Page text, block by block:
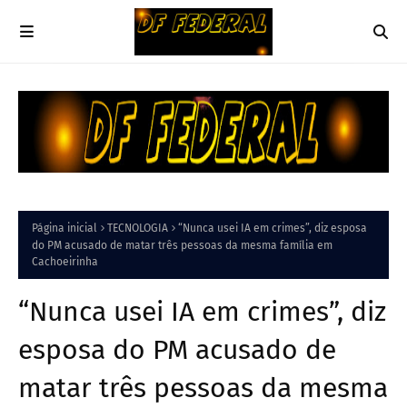
Página inicial TECNOLOGIA
“Nunca usei IA em crimes”, diz esposa
do PM acusado de matar três pessoas da mesma família em
Cachoeirinha
“Nunca usei IA em crimes”, diz
esposa do PM acusado de
matar três pessoas da mesma